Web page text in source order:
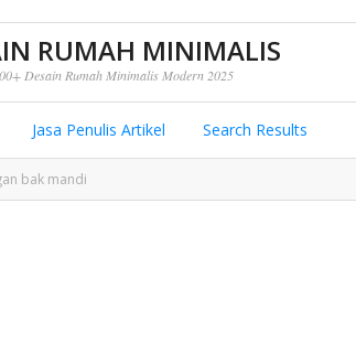
RUMAH MINIMALIS
Desain Rumah Minimalis Modern 2025
Jasa Penulis Artikel Search Results
bak mandi